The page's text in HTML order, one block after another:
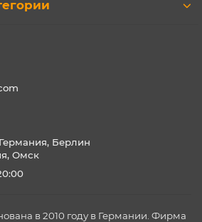
Берлин
Омск
в 2010 году в Германии. Фирма